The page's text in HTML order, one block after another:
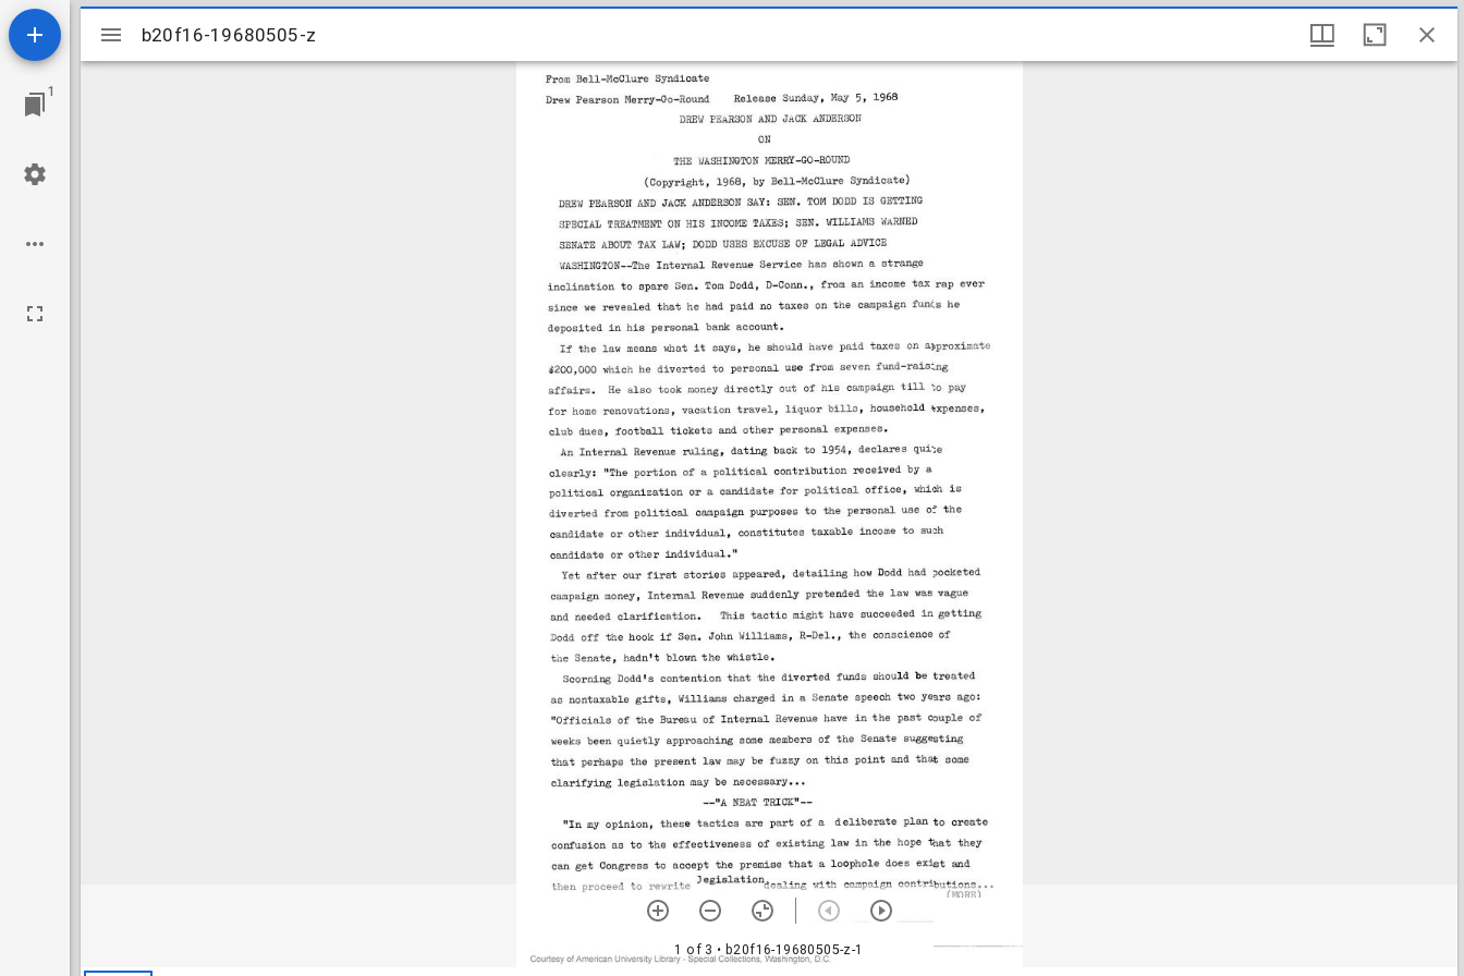
1
Mirador
viewer
b20f16-19680505-z
1 of 3 • b20f16-19680505-z-1
b20f16-19680505-z